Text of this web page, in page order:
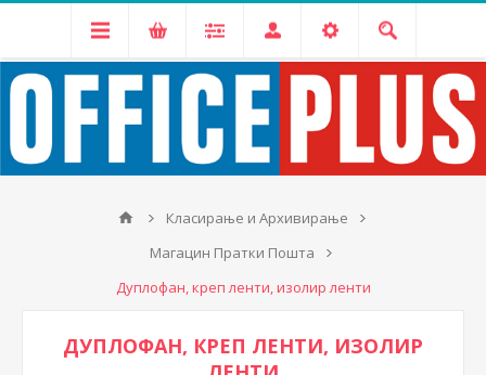
Класирање и Архивирање
Магацин Пратки Пошта
Дуплофан, креп ленти, изолир ленти
ДУПЛОФАН, КРЕП ЛЕНТИ, ИЗОЛИР